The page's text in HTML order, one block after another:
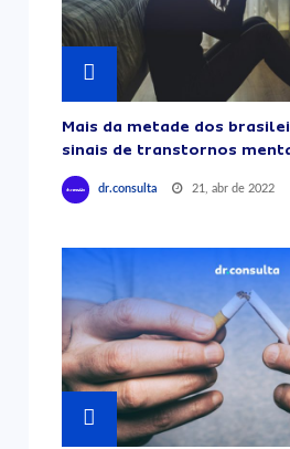
Mais da metade dos
sinais de transtornos
dr.consulta 21, abr de 2022